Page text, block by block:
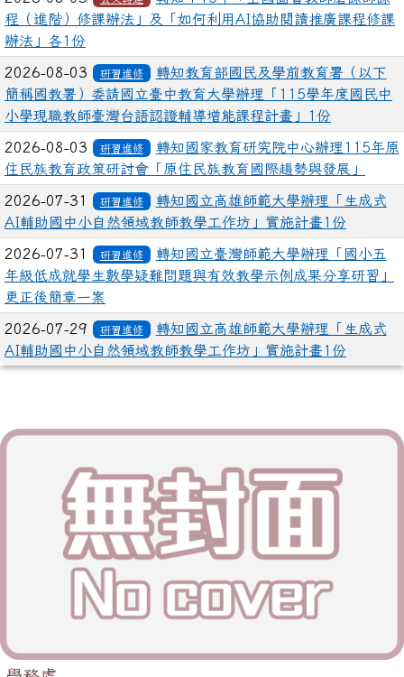
程（進階）修課辦法」及「如何利用AI協助閱讀推廣課程修課
辦法」各1份
2026-08-03 研習進修
轉知教育部國民及學前教育署（以下
簡稱國教署）委請國立臺中教育大學辦理「115學年度國民中
小學現職教師臺灣台語認證輔導增能課程計畫」1份
2026-08-03 研習進修
轉知國家教育研究院中心辦理115年原
住民族教育政策研討會「原住民族教育國際趨勢與發展」
2026-07-31 研習進修
轉知國立高雄師範大學辦理「生成式
AI輔助國中小自然領域教師教學工作坊」實施計畫1份
2026-07-31 研習進修
轉知國立臺灣師範大學辦理「國小五
年級低成就學生數學疑難問題與有效教學示例成果分享研習」
更正後簡章一案
2026-07-29 研習進修
轉知國立高雄師範大學辦理「生成式
AI輔助國中小自然領域教師教學工作坊」實施計畫1份